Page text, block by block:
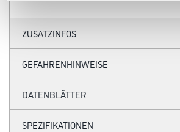
ZUSATZINFOS
GEFAHRENHINWEISE
DATENBLÄTTER
SPEZIFIKATIONEN